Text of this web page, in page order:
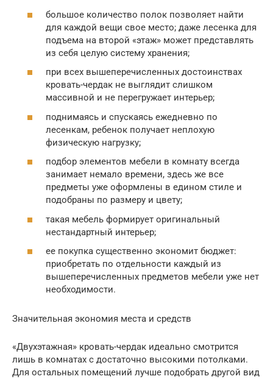
большое количество полок позволяет найти
для каждой вещи свое место; даже лесенка для
подъема на второй «этаж» может представлять
из себя целую систему хранения;
при всех вышеперечисленных достоинствах
кровать-чердак не выглядит слишком
массивной и не перегружает интерьер;
поднимаясь и спускаясь ежедневно по
лесенкам, ребенок получает неплохую
физическую нагрузку;
подбор элементов мебели в комнату всегда
занимает немало времени, здесь же все
предметы уже оформлены в едином стиле и
подобраны по размеру и цвету;
такая мебель формирует оригинальный
нестандартный интерьер;
ее покупка существенно экономит бюджет:
приобретать по отдельности каждый из
вышеперечисленных предметов мебели уже нет
необходимости.
Значительная экономия места и средств
«Двухэтажная» кровать-чердак идеально смотрится
лишь в комнатах с достаточно высокими потолками.
Для остальных помещений лучше подобрать другой вид